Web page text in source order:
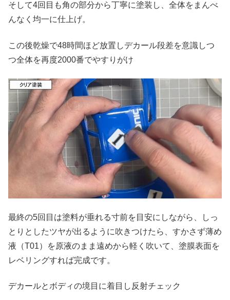
そして4回目も角の部分から丁寧に塗装し、全体をまんべ
んなく均一に仕上げ。
この後乾燥で48時間ほど放置しデカール段差を意識しつ
つ全体を再度2000番でやすりがけ
最終の5回目は塗料が垂れる寸前を目安にしながら、しっ
とりとしたツヤが出るように吹きつけたら、すかさず薄め
液（T01）を原液のまま遠めから軽く吹いて、塗膜表面を
レベリングすれば完成です。
デカールとボディの境目に着目し反射チェック